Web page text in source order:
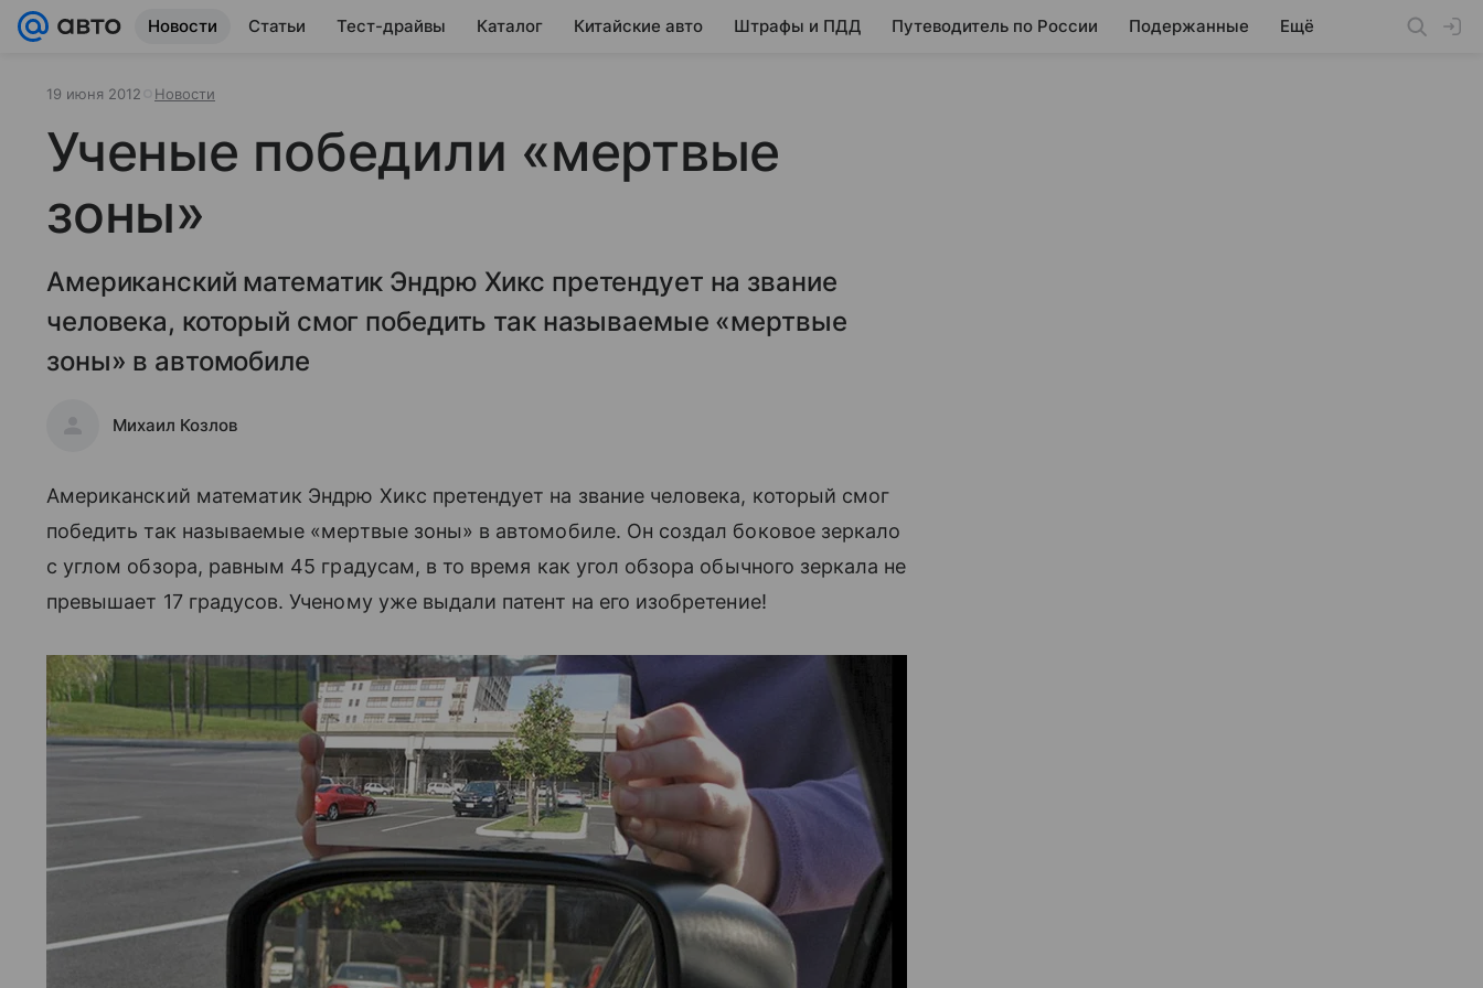
Новости Статьи Тест-драйвы Каталог Китайские авто Штрафы и ПДД Путеводитель по России Подержанные Ещё
19 июня 2012 Новости
Ученые победили «мертвые
зоны»
Американский математик Эндрю Хикс претендует на звание
человека, который смог победить так называемые «мертвые
зоны» в автомобиле
Михаил Козлов
Американский математик Эндрю Хикс претендует на звание человека, который смог
победить так называемые «мертвые зоны» в автомобиле. Он создал боковое зеркало
с углом обзора, равным 45 градусам, в то время как угол обзора обычного зеркала не
превышает 17 градусов. Ученому уже выдали патент на его изобретение!